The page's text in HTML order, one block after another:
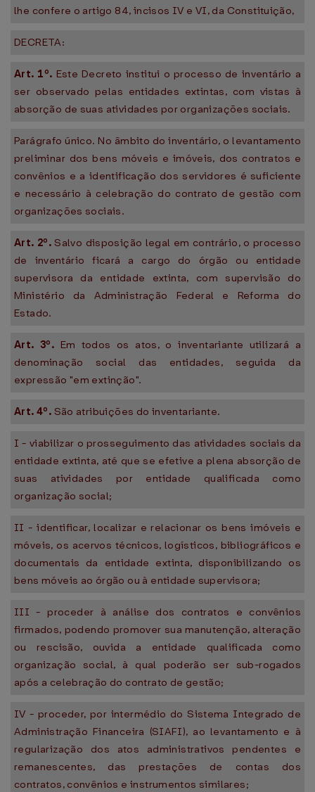
lhe confere o artigo 84, incisos IV e VI, da Constituição,
DECRETA:
Art. 1º. Este Decreto institui o processo de inventário a
ser observado pelas entidades extintas, com vistas à
absorção de suas atividades por organizações sociais.
Parágrafo único. No âmbito do inventário, o levantamento
preliminar dos bens móveis e imóveis, dos contratos e
convênios e a identificação dos servidores é suficiente
e necessário à celebração do contrato de gestão com
organizações sociais.
Art. 2º. Salvo disposição legal em contrário, o processo
de inventário ficará a cargo do órgão ou entidade
supervisora da entidade extinta, com supervisão do
Ministério da Administração Federal e Reforma do
Estado.
Art. 3º. Em todos os atos, o inventariante utilizará a
denominação social das entidades, seguida da
expressão "em extinção".
Art. 4º. São atribuições do inventariante.
I - viabilizar o prosseguimento das atividades sociais da
entidade extinta, até que se efetive a plena absorção de
suas atividades por entidade qualificada como
organização social;
II - identificar, localizar e relacionar os bens imóveis e
móveis, os acervos técnicos, logísticos, bibliográficos e
documentais da entidade extinta, disponibilizando os
bens móveis ao órgão ou à entidade supervisora;
III - proceder à análise dos contratos e convênios
firmados, podendo promover sua manutenção, alteração
ou rescisão, ouvida a entidade qualificada como
organização social, à qual poderão ser sub-rogados
após a celebração do contrato de gestão;
IV - proceder, por intermédio do Sistema Integrado de
Administração Financeira (SIAFI), ao levantamento e à
regularização dos atos administrativos pendentes e
remanescentes, das prestações de contas dos
contratos, convênios e instrumentos similares;